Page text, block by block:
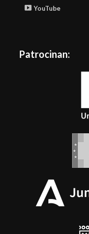
YouTube
Patrocinan: